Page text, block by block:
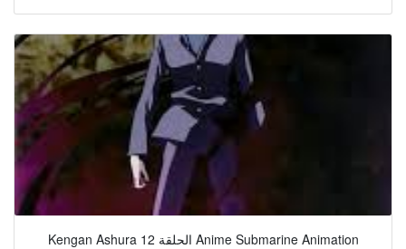
Kengan Ashura الحلقة 12 Anime Submarine Animation